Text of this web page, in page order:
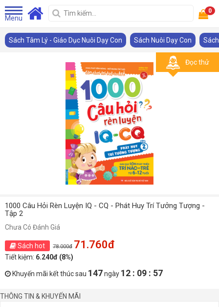
Menu
0
Sách Tâm Lý - Giáo Dục Nuôi Dạy Con Sách Nuôi Dạy Con
Đọc thử
1000 Câu Hỏi Rèn Luyện IQ - CQ - Phát Huy Trí Tưởng Tượng -
Tập 2
Chưa Có Đánh Giá
Sách hot 78.000đ 71.760đ
Tiết kiệm: 6.240đ (8%)
Khuyến mãi kết thúc sau 147ngày 12 : 09 : 57
THÔNG TIN & KHUYẾN MÃI